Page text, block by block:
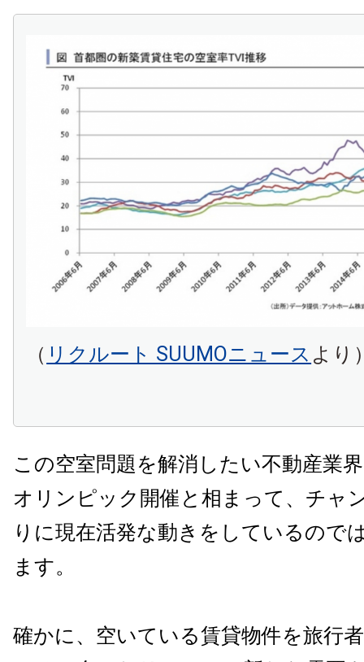
（ リクルート SUUMOニュース より
この空室問題を解消したい不動産業
オリンピック開催と相まって、チャ
りに現在活発な動きをしているので
ます。
確かに、空いている賃貸物件を旅行